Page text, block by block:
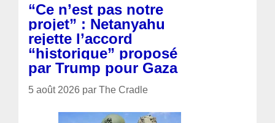
“Ce n’est pas notre
projet” : Netanyahu
rejette l’accord
“historique” proposé
par Trump pour Gaza
5 août 2026 par The Cradle